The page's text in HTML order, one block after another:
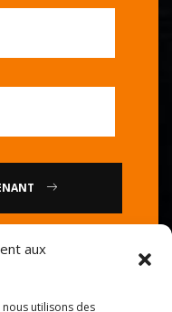
aux
utilisons des
20-